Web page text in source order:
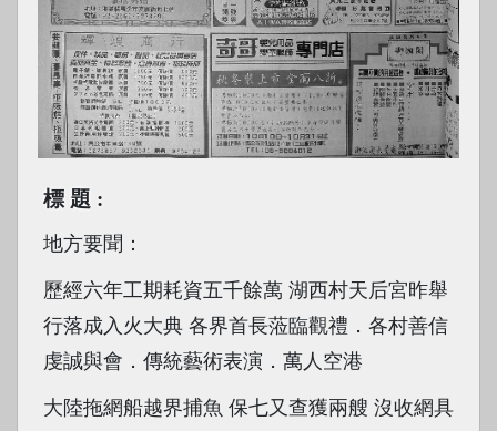
標題
地方要聞：
歷經六年工期耗資五千餘萬 湖西村天后宮昨舉
行落成入火大典 各界首長蒞臨觀禮．各村善信
虔誠與會．傳統藝術表演．萬人空港
大陸拖網船越界捕魚 保七又查獲兩艘 沒收網具